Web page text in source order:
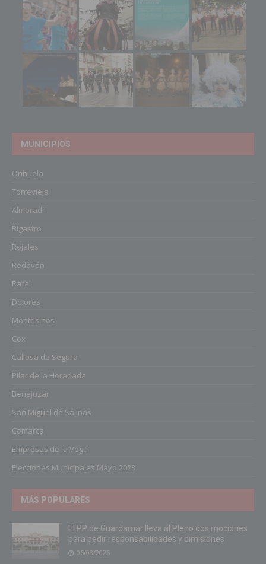
MUNICIPIOS
Orihuela
Torrevieja
Almoradí
Bigastro
Rojales
Redován
Rafal
Dolores
Montesinos
Cox
Callosa de Segura
Pilar de la Horadada
Benejuzar
San Miguel de Salinas
Comarca
Empresas de la Vega
Elecciones Municipales Mayo 2023
MÁS POPULARES
El PP de Guardamar lleva al Pleno dos mociones
para pedir responsabilidades y dimisiones
06/08/2026